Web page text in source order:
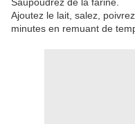
Saupoudrez de la farine.
Ajoutez le lait, salez,
minutes en remuant de